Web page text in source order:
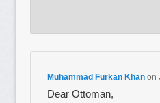
Muhammad Furkan Khan on
Dear Ottoman,